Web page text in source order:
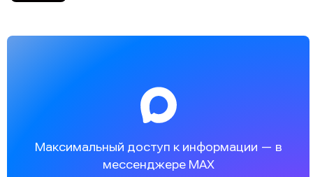
Максимальный доступ к информации — в
мессенджере MAX